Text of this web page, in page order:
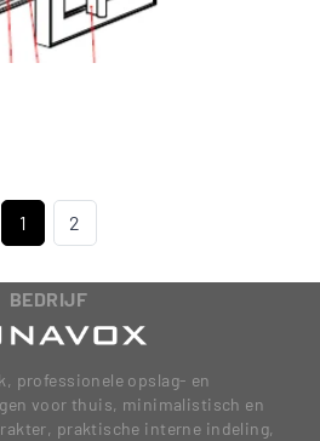
1 2
BEDRIJF
professionele opslag- en
voor thuis, minimalistisch en
praktische interne indeling,